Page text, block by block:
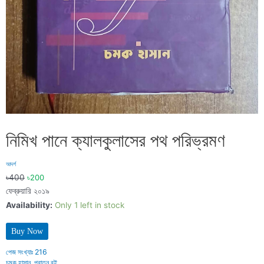
নিমিখ পানে ক্যালকুলাসের পথ পরিভ্রমণ
আদর্শ
৳400 ৳200
ফেব্রুয়ারি ২০১৯
Availability: Only 1 left in stock
Buy Now
পেজ সংখ্যাঃ 216